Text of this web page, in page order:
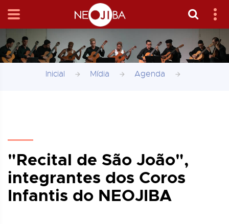
Inicial Mídia Agenda
"Recital de São João",
integrantes dos Coros
Infantis do NEOJIBA